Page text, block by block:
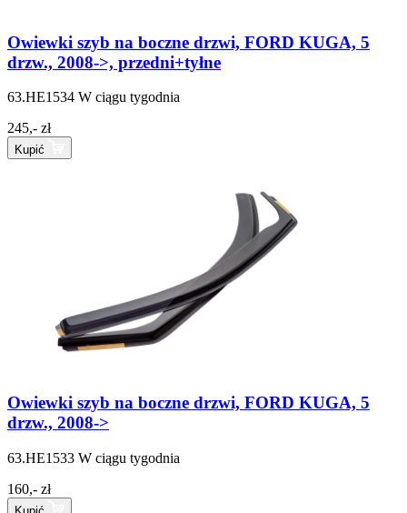
Owiewki szyb na boczne drzwi, FORD KUGA, 5
drzw., 2008->, przedni+tyłne
63.HE1534 W ciągu tygodnia
245,- zł
Kupić
Owiewki szyb na boczne drzwi, FORD KUGA, 5
drzw., 2008->
63.HE1533 W ciągu tygodnia
160,- zł